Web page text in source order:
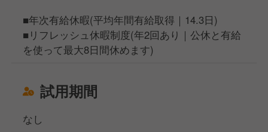
■年次有給休暇(平均年間有給取得｜14.3日)
■リフレッシュ休暇制度(年2回あり｜公休と有給
を使って最大8日間休めます)
試用期間
なし